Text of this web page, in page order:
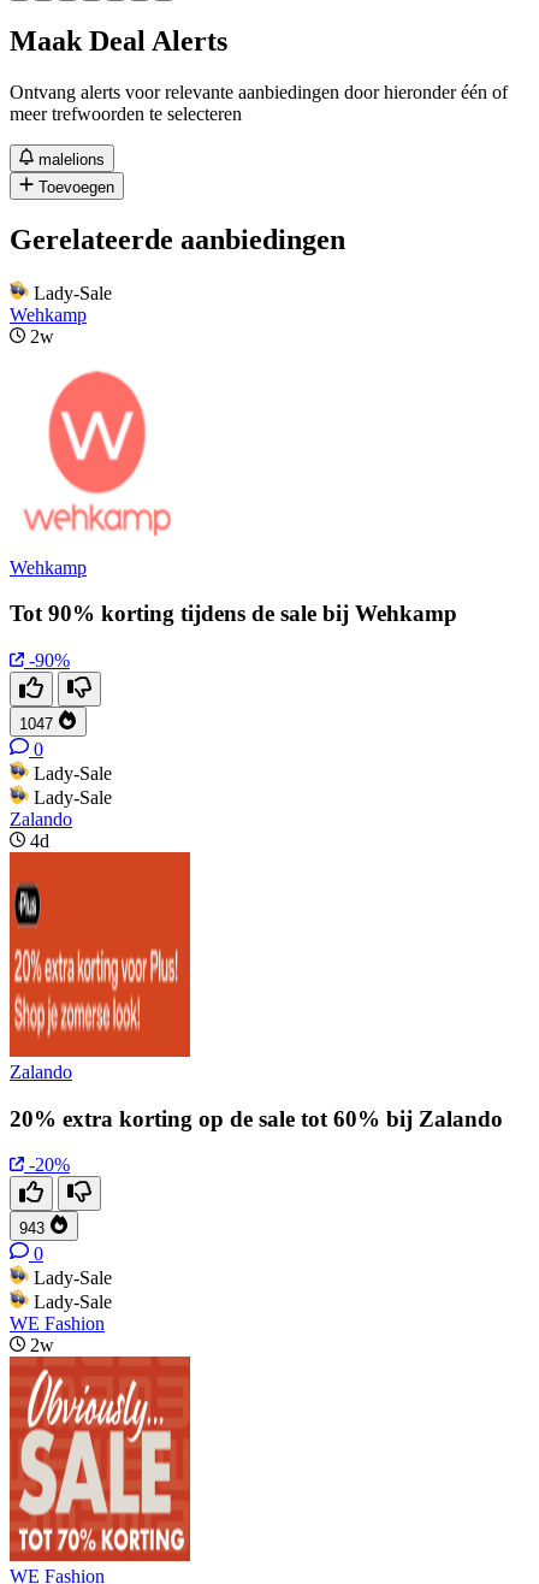
Maak Deal Alerts
Ontvang alerts voor relevante aanbiedingen door hieronder één of
meer trefwoorden te selecteren
malelions
Toevoegen
Gerelateerde aanbiedingen
Lady-Sale
Wehkamp
2w
Wehkamp
Tot 90% korting tijdens de sale bij Wehkamp
-90%
1047
0
Lady-Sale
Lady-Sale
Zalando
4d
Zalando
20% extra korting op de sale tot 60% bij Zalando
-20%
943
0
Lady-Sale
Lady-Sale
WE Fashion
2w
WE Fashion